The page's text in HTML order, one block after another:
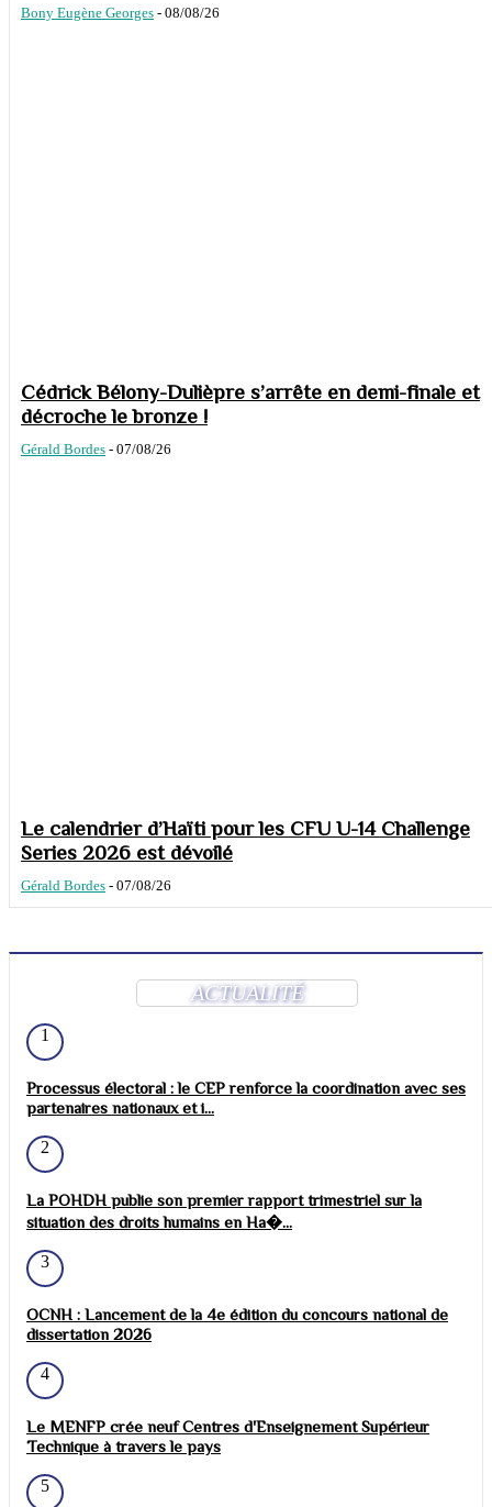
Bony Eugène Georges - 08/08/26
Cédrick Bélony-Dulièpre s’arrête en demi-finale et
décroche le bronze !
Gérald Bordes - 07/08/26
Le calendrier d’Haïti pour les CFU U-14 Challenge
Series 2026 est dévoilé
Gérald Bordes - 07/08/26
ACTUALITÉ
1
Processus électoral : le CEP renforce la coordination avec ses
partenaires nationaux et i...
2
La POHDH publie son premier rapport trimestriel sur la
situation des droits humains en Ha�...
3
OCNH : Lancement de la 4e édition du concours national de
dissertation 2026
4
Le MENFP crée neuf Centres d'Enseignement Supérieur
Technique à travers le pays
5